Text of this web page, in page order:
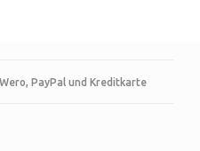
PayPal und Kreditkarte